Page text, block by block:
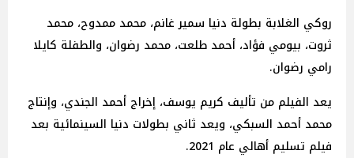
روكي الغلابة بطولة دنيا سمير غانم، محمد ممدوح، محمد
ثروت، بيومي فؤاد، أحمد طلعت، محمد رضوان، والطفلة كايلا
رامي رضوان.
يعد الفيلم من تأليف كريم يوسف، إخراج أحمد الجندي، وإنتاج
محمد أحمد السبكي، ويعد ثاني بطولات دنيا السينمائية بعد
فيلم تسليم أهالي عام 2021.